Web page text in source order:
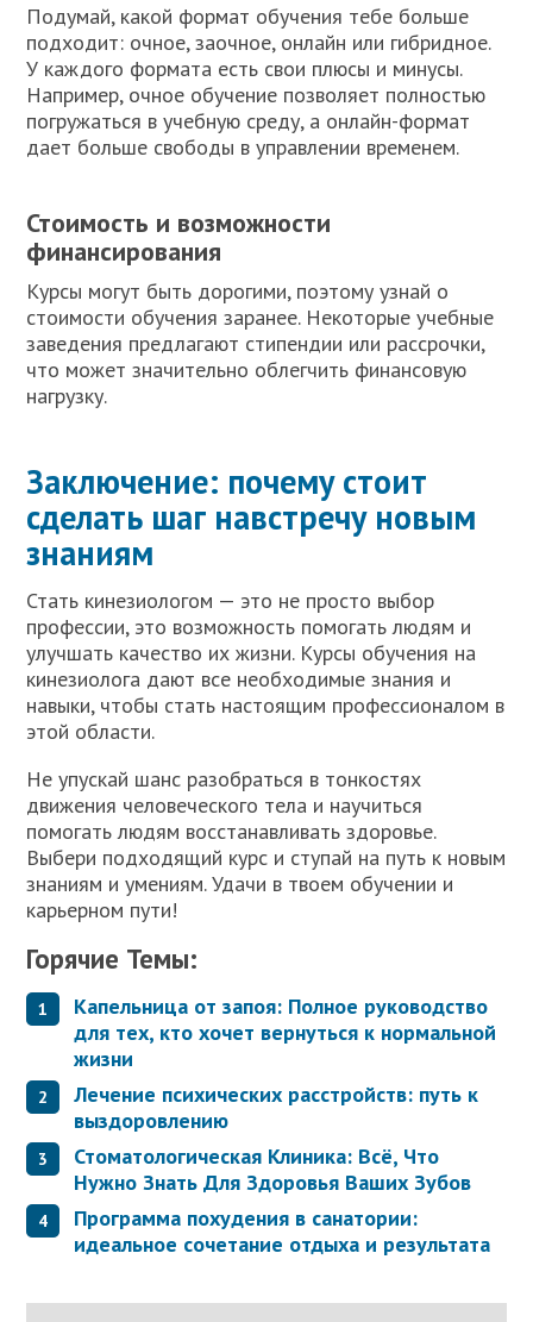
Подумай, какой формат обучения тебе больше
подходит: очное, заочное, онлайн или гибридное.
У каждого формата есть свои плюсы и минусы.
Например, очное обучение позволяет полностью
погружаться в учебную среду, а онлайн-формат
дает больше свободы в управлении временем.
Стоимость и возможности
финансирования
Курсы могут быть дорогими, поэтому узнай о
стоимости обучения заранее. Некоторые учебные
заведения предлагают стипендии или рассрочки,
что может значительно облегчить финансовую
нагрузку.
Заключение: почему стоит
сделать шаг навстречу новым
знаниям
Стать кинезиологом — это не просто выбор
профессии, это возможность помогать людям и
улучшать качество их жизни. Курсы обучения на
кинезиолога дают все необходимые знания и
навыки, чтобы стать настоящим профессионалом в
этой области.
Не упускай шанс разобраться в тонкостях
движения человеческого тела и научиться
помогать людям восстанавливать здоровье.
Выбери подходящий курс и ступай на путь к новым
знаниям и умениям. Удачи в твоем обучении и
карьерном пути!
Горячие Темы:
Капельница от запоя: Полное руководство
для тех, кто хочет вернуться к нормальной
жизни
Лечение психических расстройств: путь к
выздоровлению
Стоматологическая Клиника: Всё, Что
Нужно Знать Для Здоровья Ваших Зубов
Программа похудения в санатории:
идеальное сочетание отдыха и результата